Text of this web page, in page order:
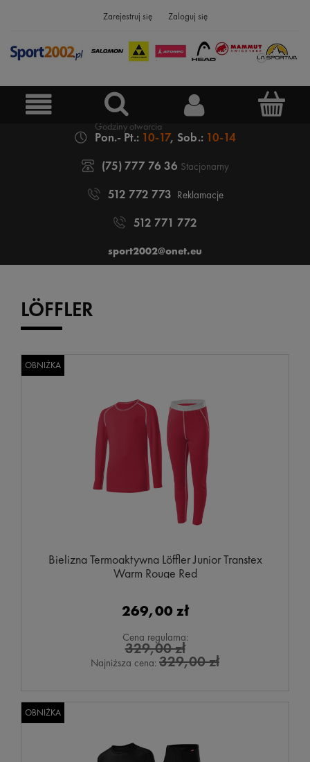
Zarejestruj się Zaloguj się
Pon.- Pt.: 10-17, Sob.: 10-14
(75) 777 76 36 Stacjonarny
512 772 773 Reklamacje
512 771 772
sport2002@onet.eu
LÖFFLER
Bielizna Termoaktywna Löffler Junior Transtex
Warm Rouge Red
269,00 zł
Cena regularna:
329,00 zł
Najniższa cena: 329,00 zł
OBNIŻKA
OBNIŻKA